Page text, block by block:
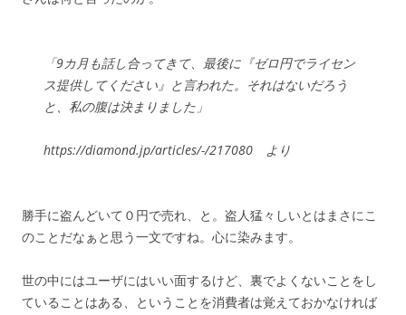
「9カ月も話し合ってきて、最後に『ゼロ円でライセン
ス提供してください』と言われた。それはないだろう
と、私の腹は決まりました」
https://diamond.jp/articles/-/217080 より
勝手に盗んどいて０円で売れ、と。盗人猛々しいとはまさにこ
のことだなぁと思う一文ですね。心に染みます。
世の中にはユーザにはいい面するけど、裏でよくないことをし
ていることはある、ということを消費者は覚えておかなければ